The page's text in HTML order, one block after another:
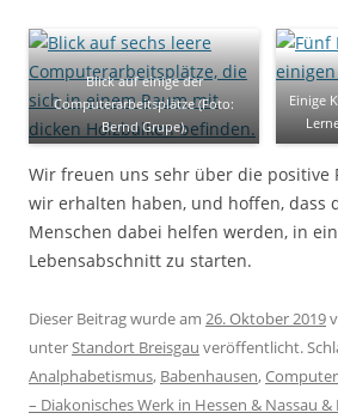
Blick auf einige der
Computerarbeitsplätze (Foto:
Bernd Grupe).
Einige
Wir freuen uns sehr über die positive
wir erhalten haben, und hoffen, dass
Menschen dabei helfen werden, in
Lebensabschnitt zu starten.
Dieser Beitrag wurde am 26. Oktober 2019
unterStandort Breisgau veröffentlicht.
Analphabetismus, Babenhausen,
– Diakonisches Werk in Hessen & Nassau